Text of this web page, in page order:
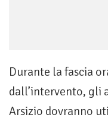
Durante la fascia
dall’intervento, gli
Arsizio dovranno